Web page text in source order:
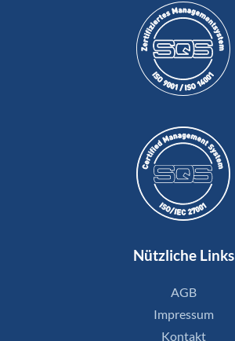
Nützliche Links
AGB
Impressum
Kontakt